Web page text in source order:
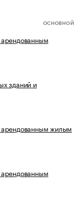
ОСНОВНОЙ
зданий и
жилым